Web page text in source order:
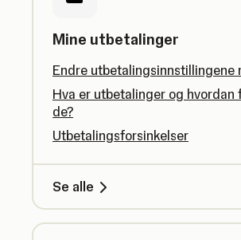
Mine utbetalinger
Endre utbetalingsinnstillingene
Hva er utbetalinger og hvordan
de?
Utbetalingsforsinkelser
Se alle